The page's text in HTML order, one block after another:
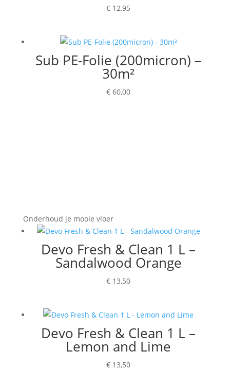
€ 12,95
Sub PE-Folie (200micron) –
30m²
€ 60,00
Onderhoud je mooie vloer
Devo Fresh & Clean 1 L –
Sandalwood Orange
€ 13,50
Devo Fresh & Clean 1 L –
Lemon and Lime
€ 13,50